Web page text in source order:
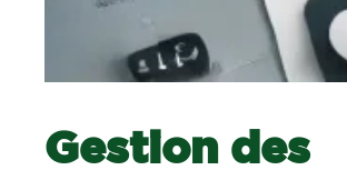
Gestion des